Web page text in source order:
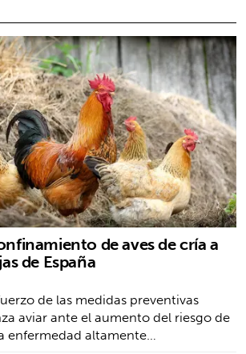
de aves de cría a
de España
de las medidas preventivas
aviar ante el aumento del riesgo de
enfermedad altamente…